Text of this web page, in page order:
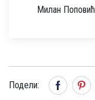
Милан Поповић
Подели: